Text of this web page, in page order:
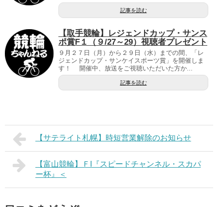
記事を読む
【取手競輪】レジェンドカップ・サンス
ポ賞F１（９/27～29）視聴者プレゼント
９月２７日（月）から２９日（水）までの間、「レ
ジェンドカップ・サンケイスポーツ賞」を開催しま
す！ 開催中、放送をご視聴いただいた方か...
記事を読む
【サテライト札幌】時短営業解除のお知らせ
【富山競輪】ＦI『スピードチャンネル・スカパ
ー杯』＜